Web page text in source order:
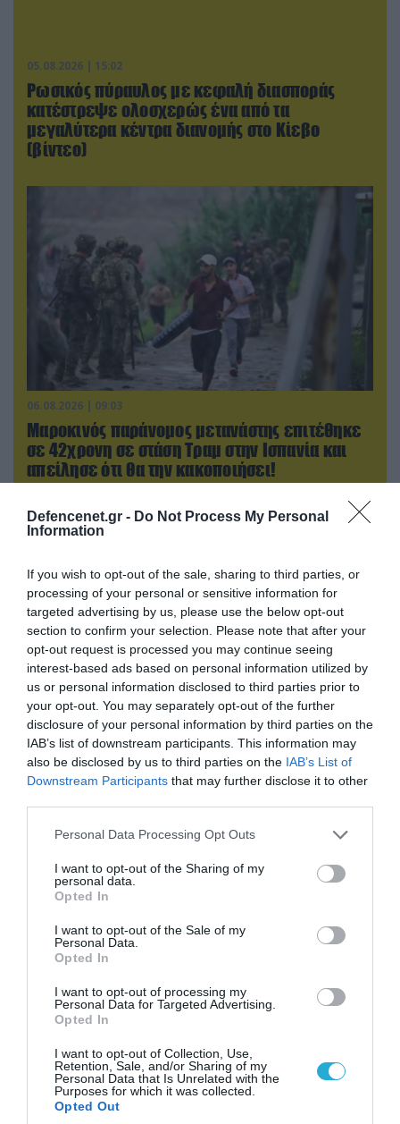
Defencenet.gr - Do Not Process My Personal
Information
If you wish to opt-out of the sale, sharing to third parties, or
processing of your personal or sensitive information for
targeted advertising by us, please use the below opt-out
section to confirm your selection. Please note that after your
opt-out request is processed you may continue seeing
interest-based ads based on personal information utilized by
us or personal information disclosed to third parties prior to
your opt-out. You may separately opt-out of the further
disclosure of your personal information by third parties on the
IAB’s list of downstream participants. This information may
also be disclosed by us to third parties on the IAB’s List of
Downstream Participants that may further disclose it to other
Please note that this website/app uses one or more Google
not limited to your visit or usage behaviour. You may click to
grant or deny consent to Google and its third-party tags to
use your data for below specified purposes in below Google
consent section.
Personal Data Processing Opt Outs
I want to opt-out of the Sharing of my
personal data.
Opted In
I want to opt-out of the Sale of my
Personal Data.
Opted In
I want to opt-out of processing my
Personal Data for Targeted Advertising.
Opted In
I want to opt-out of Collection, Use,
Retention, Sale, and/or Sharing of my
Personal Data that Is Unrelated with the
Purposes for which it was collected.
Opted Out
05.08.2026 | 15:02
Ρωσικός πύραυλος με κεφαλή διασποράς
κατέστρεψε ολοσχερώς ένα από τα
μεγαλύτερα κέντρα διανομής στο Κίεβο
(βίντεο)
06.08.2026 | 09:03
Μαροκινός παράνομος μετανάστης επιτέθηκε
σε 42χρονη σε στάση Τραμ στην Ισπανία και
απείλησε ότι θα την κακοποιήσει!
05.08.2026 | 22:02
Αδειάζουν το Κραματόρσκ οι Ουκρανοί:
Έκτακτη εκκένωση στην πόλη μετά την
αιφνιδιαστική προώθηση των Ρώσων (βίντεο)
05.08.2026 | 15:02
ΗΠΑ: Σε εξέλιξη έρευνα της FAA για
περιστατικό με το προεδρικό ελικόπτερο
Marine One που μετέφερε τον Ν.Τραμπ